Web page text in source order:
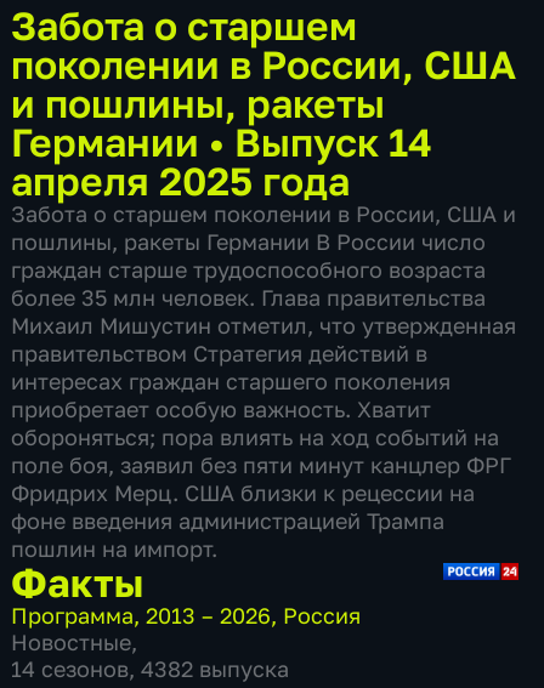
Забота о старшем
поколении в России, США
и пошлины, ракеты
Германии •Выпуск 14
апреля 2025 года
Забота о старшем поколении в России, США и
пошлины, ракеты Германии В России число
граждан старше трудоспособного возраста
более 35 млн человек. Глава правительства
Михаил Мишустин отметил, что утвержденная
правительством Стратегия действий в
интересах граждан старшего поколения
приобретает особую важность. Хватит
обороняться; пора влиять на ход событий на
поле боя, заявил без пяти минут канцлер ФРГ
Фридрих Мерц. США близки к рецессии на
фоне введения администрацией Трампа
пошлин на импорт.
Факты
Программа,2013 – 2026, Россия
Новостные,
14 сезонов, 4382 выпуска